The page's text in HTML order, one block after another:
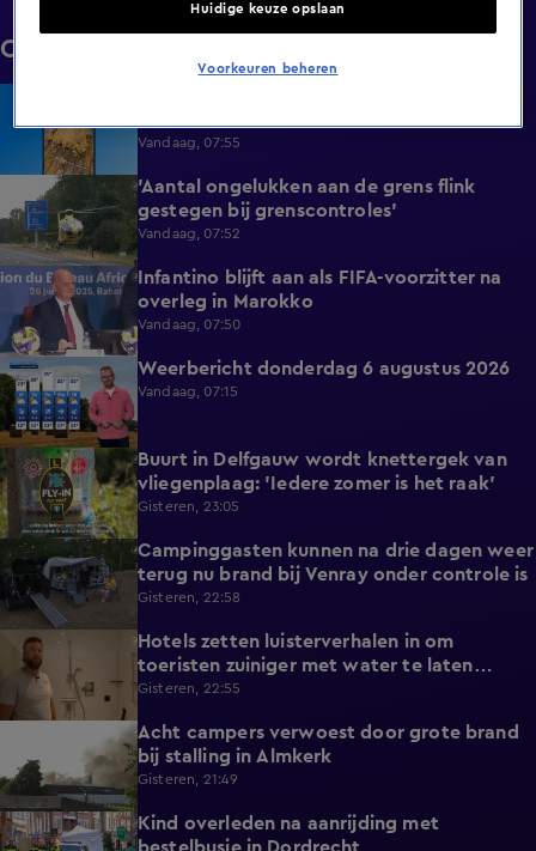
Clips
Vandaag, 07:55
'Aantal ongelukken aan de grens flink
gestegen bij grenscontroles'
Vandaag, 07:52
0:29
Infantino blijft aan als FIFA-voorzitter na
overleg in Marokko
Vandaag, 07:50
2:20 Weerbericht donderdag 6 augustus 2026
Vandaag, 07:15
2:07
Buurt in Delfgauw wordt knettergek van
vliegenplaag: 'Iedere zomer is het raak'
Gisteren, 23:05
2:25
Campinggasten kunnen na drie dagen weer
terug nu brand bij Venray onder controle is
Gisteren, 22:58
2:15
Hotels zetten luisterverhalen in om
toeristen zuiniger met water te laten
omgaan
Gisteren, 22:55
Acht campers verwoest door grote brand
bij stalling in Almkerk
Gisteren, 21:49
0:37
Kind overleden na aanrijding met
Huidige keuze opslaan
Voorkeuren beheren